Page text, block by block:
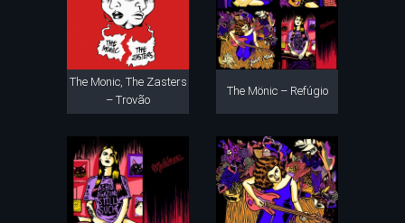
The Monic, The Zasters
– Trovão
The Mönic – Refúgio